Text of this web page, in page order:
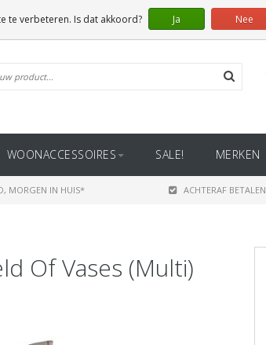
WOONACCESSOIRES SALE! MERKEN
MORGEN IN HUIS* ACHTERAF BETALEN
Of Vases (Multi)
te verbeteren. Is dat akkoord? Ja Nee